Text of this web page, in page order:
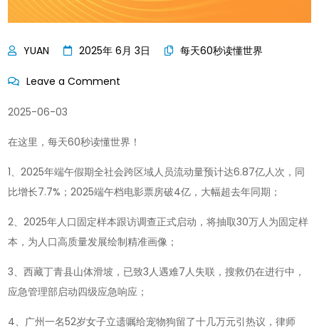
2025年 6月 3日 每天60秒读懂世界
Leave a Comment
60
读
懂
世
界-2025-
03!
2025-06-03
在这里，每天60秒读懂世界！
1、2025年端午假期全社会跨区域人员流动量预计达6.87亿人次，同
比增长7.7%；2025端午档电影票房破4亿，大幅超去年同期；
2、2025年人口固定样本跟访调查正式启动，将抽取30万人为固定样
本，为人口高质量发展绘制精准画像；
3、西藏丁青县山体滑坡，已致3人遇难7人失联，搜救仍在进行中，
应急管理部启动四级应急响应；
4、广州一名52岁女子立遗嘱给宠物狗留了十几万元引热议，律师